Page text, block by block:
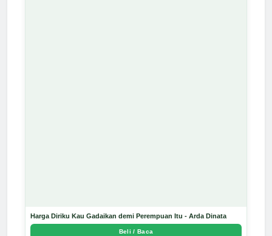
Harga Diriku Kau Gadaikan demi Perempuan Itu - Arda Dinata
Beli / Baca